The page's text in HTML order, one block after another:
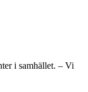
i samhället. – Vi